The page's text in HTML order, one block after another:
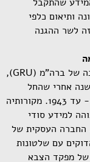
הכוונה ותיאום כלפי
לשר ההגנה
רשת הסוכנים של מנהל המודיעין במשרד ההגנה של ברה"מ (GRU),
החלה לפעול ב- 1939, כשנה אחרי שהחל
טרפר בהקמתה, והמשיכה לפעול כארבע שנים - עד 1943. מקורותיה
למידע סודי
החברה העסקית של
עם שלטונות
של מפקד הצבא